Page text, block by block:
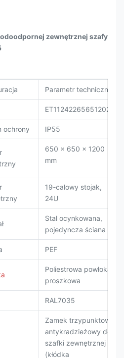
zewnętrznej szafy
Parametr techniczny
ET112422656512024
ochrony IP55
650 × 650 × 1200
mm
19-calowy stojak,
24U
Stal ocynkowana,
pojedyncza ściana
PEF
Poliestrowa powłoka
proszkowa
RAL7035
Zamek trzypunktowy
antykradzieżowy do
szafki zewnętrznej
(kłódka